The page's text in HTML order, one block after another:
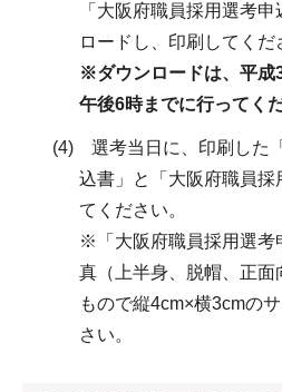
「大阪府職員採用選考
ロードし、印刷してくだ
※ダウンロードは、平成
午後6時までに行ってくだ
(4) 選考当日に、印刷した
込書」と「大阪府職員採
てください。
※「大阪府職員採用選考
真（上半身、脱帽、正面
もので縦4cm×横3cmの
さい。